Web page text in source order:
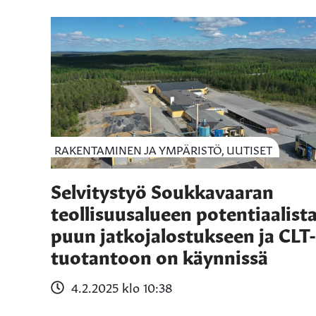
RAKENTAMINEN JA YMPÄRISTÖ, UUTISET
Selvitystyö Soukkavaaran
teollisuusalueen
puun jatkojalostukseen ja CLT-
tuotantoon on käynnissä
4.2.2025 klo 10:38